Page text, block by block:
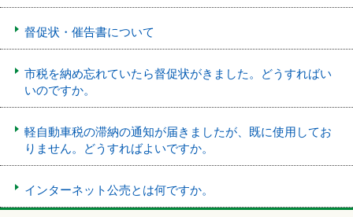
督促状・催告書について
市税を納め忘れていたら督促状がきました。どうすればい
いのですか。
軽自動車税の滞納の通知が届きましたが、既に使用してお
りません。どうすればよいですか。
インターネット公売とは何ですか。